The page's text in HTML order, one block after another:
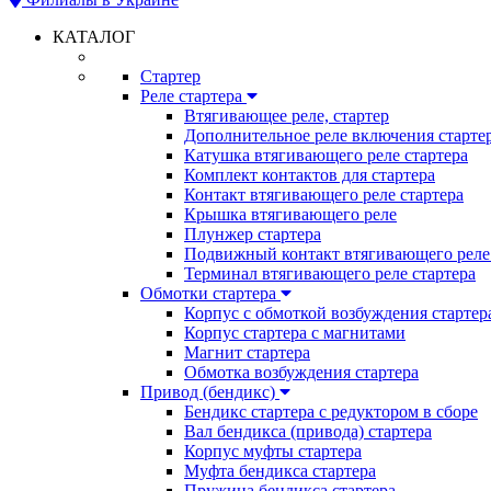
КАТАЛОГ
Стартер
Реле стартера
Втягивающее реле, стартер
Дополнительное реле включения
Катушка втягивающего реле стартера
Комплект контактов для стартера
Контакт втягивающего реле стартера
Крышка втягивающего реле
Плунжер стартера
Подвижный контакт втягивающего реле
Терминал втягивающего реле стартера
Обмотки стартера
Корпус с обмоткой возбуждения
Корпус стартера с магнитами
Магнит стартера
Обмотка возбуждения стартера
Привод (бендикс)
Бендикс стартера с редуктором в сборе
Вал бендикса (привода) стартера
Корпус муфты стартера
Муфта бендикса стартера